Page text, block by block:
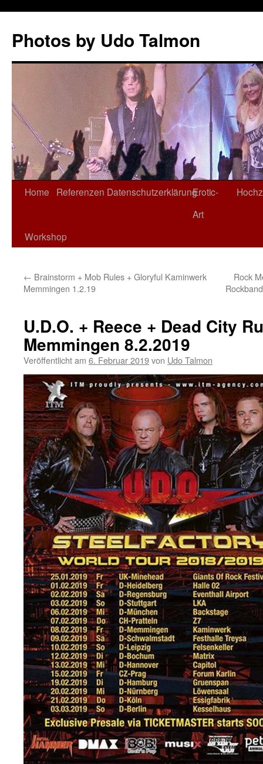
springen
Photos by Udo Talmon
Home Referenzen DatenschutzerklärungErotic-
Art
Workshop
← Brainstorm + Mob Rules + Gloryful Kaminwerk
Memmingen 1.2.19
Rock
U.D.O. + Reece + Dead City
Memmingen 8.2.2019
Veröffentlicht am 6. Februar 2019von Udo Talmon